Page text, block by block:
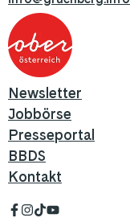
Newsletter
Jobbörse
Presseportal
BBDS
Kontakt